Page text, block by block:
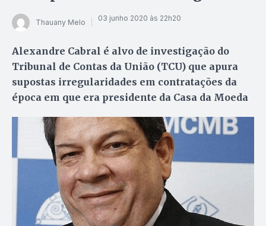
Thauany Melo 03 junho 2020 às 22h20
Alexandre Cabral é alvo de investigação do
Tribunal de Contas da União (TCU) que apura
supostas irregularidades em contratações da
época em que era presidente da Casa da Moeda